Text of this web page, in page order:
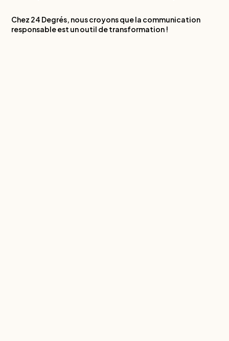
Chez 24 Degrés, nous croyons que la communication
responsable est un outil de transformation !